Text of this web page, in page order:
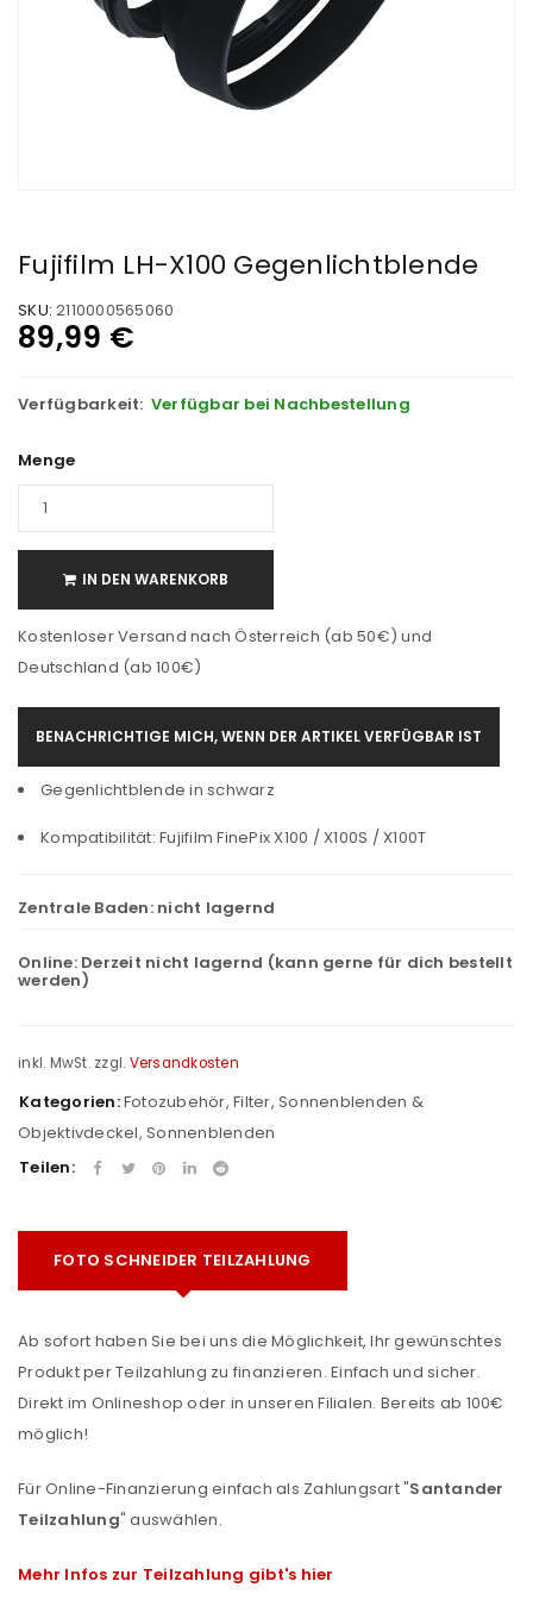
Fujifilm LH-X100 Gegenlichtblende
SKU: 2110000565060
89,99 €
Verfügbarkeit: Verfügbar bei Nachbestellung
Menge
IN DEN WARENKORB
Kostenloser Versand nach Österreich (ab 50€) und
Deutschland (ab 100€)
BENACHRICHTIGE MICH, WENN DER ARTIKEL VERFÜGBAR IST
Gegenlichtblende in schwarz
Kompatibilität: Fujifilm FinePix X100 / X100S / X100T
Zentrale Baden: nicht lagernd
Online: Derzeit nicht lagernd (kann gerne für dich bestellt
werden)
inkl. MwSt. zzgl. Versandkosten
Kategorien:Fotozubehör, Filter, Sonnenblenden &
Objektivdeckel, Sonnenblenden
Teilen:
FOTO SCHNEIDER TEILZAHLUNG
Ab sofort haben Sie bei uns die Möglichkeit, Ihr gewünschtes
Produkt per Teilzahlung zu finanzieren. Einfach und sicher.
Direkt im Onlineshop oder in unseren Filialen. Bereits ab 100€
möglich!
Für Online-Finanzierung einfach als Zahlungsart "Santander
Teilzahlung" auswählen.
Mehr Infos zur Teilzahlung gibt's hier